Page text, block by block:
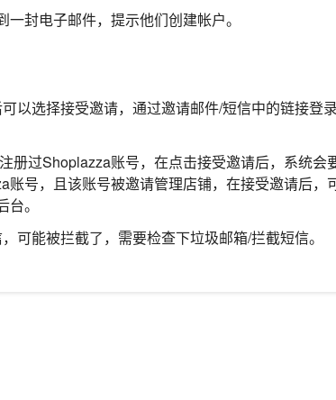
封电子邮件，提示他们创建帐户。
以选择接受邀请，通过邀请邮件/短信中的链接登
册过Shoplazza账号，在点击接受邀请后，系统会
账号，且该账号被邀请管理店铺，在接受邀请后，
。
可能被拦截了，需要检查下垃圾邮箱/拦截短信。